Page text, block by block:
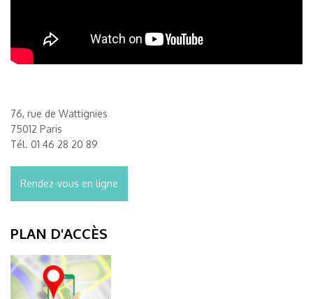
76, rue de Wattignies
75012 Paris
Tél. 01 46 28 20 89
Rendez-vous en ligne
PLAN D'ACCÈS